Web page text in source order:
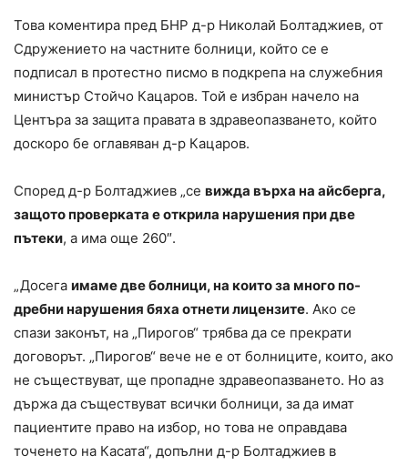
Това коментира пред БНР д-р Николай Болтаджиев, от
Сдружението на частните болници, който се е
подписал в протестно писмо в подкрепа на служебния
министър Стойчо Кацаров. Той е избран начело на
Центъра за защита правата в здравеопазването, който
доскоро бе оглавяван д-р Кацаров.
Според д-р Болтаджиев „се вижда върха на айсберга,
защото проверката е открила нарушения при две
пътеки, а има още 260″.
„Досега имаме две болници, на които за много по-
дребни нарушения бяха отнети лицензите. Ако се
спази законът, на „Пирогов“ трябва да се прекрати
договорът. „Пирогов“ вече не е от болниците, които, ако
не съществуват, ще пропадне здравеопазването. Но аз
държа да съществуват всички болници, за да имат
пациентите право на избор, но това не оправдава
точенето на Касата“, допълни д-р Болтаджиев в